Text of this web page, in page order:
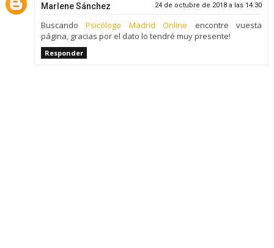
Marlene Sánchez 24 de octubre de 2018 a las 14:30
BuscandoPsicólogo Madrid Online encontre vuesta
página, gracias por el dato lo tendré muy presente!
Responder